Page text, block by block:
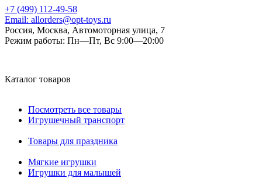
+7 (499) 112-49-58
Email: allorders@opt-toys.ru
Россия, Москва, Автомоторная улица, 7
Режим работы: Пн—Пт, Вс 9:00—20:00
Каталог товаров
Посмотреть все товары
Игрушечный транспорт
Товары для праздника
Мягкие игрушки
Игрушки для малышей